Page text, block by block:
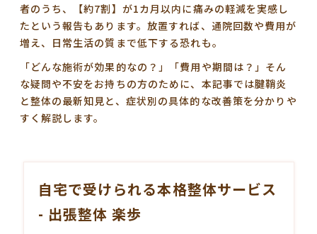
者のうち、【約7割】が1カ月以内に痛みの軽減を実感し
たという報告もあります。放置すれば、通院回数や費用が
増え、日常生活の質まで低下する恐れも。
「どんな施術が効果的なの？」「費用や期間は？」そん
な疑問や不安をお持ちの方のために、本記事では腱鞘炎
と整体の最新知見と、症状別の具体的な改善策を分かりや
すく解説します。
自宅で受けられる本格整体サービス
- 出張整体 楽歩